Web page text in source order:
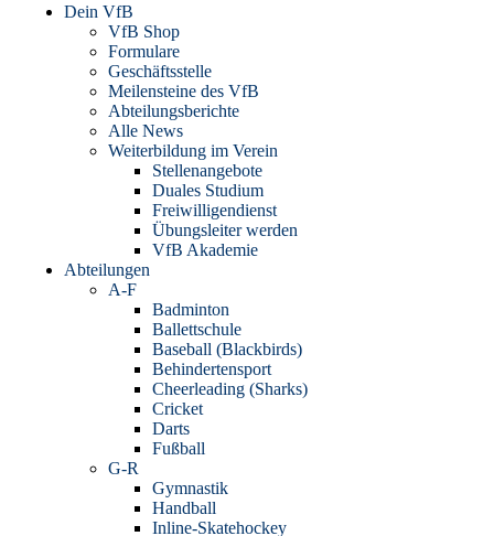
Dein VfB
VfB Shop
Formulare
Geschäftsstelle
Meilensteine des VfB
Abteilungsberichte
Alle News
Weiterbildung im Verein
Stellenangebote
Duales Studium
Freiwilligendienst
Übungsleiter werden
VfB Akademie
Abteilungen
A-F
Badminton
Ballettschule
Baseball (Blackbirds)
Behindertensport
Cheerleading (Sharks)
Cricket
Darts
Fußball
G-R
Gymnastik
Handball
Inline-Skatehockey